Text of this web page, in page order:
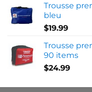
Trousse
bleu
$19.99
Trousse
90 items
$24.99